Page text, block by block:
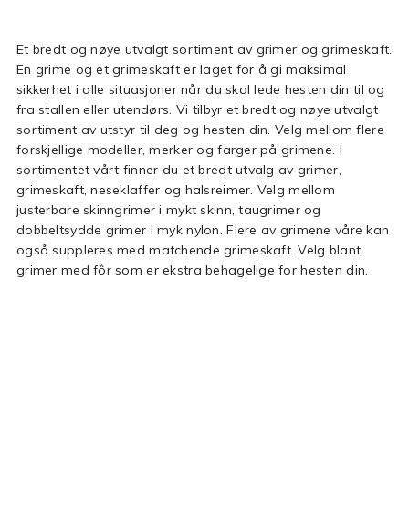
Et bredt og nøye utvalgt sortiment av grimer og grimeskaft.
En grime og et grimeskaft er laget for å gi maksimal
sikkerhet i alle situasjoner når du skal lede hesten din til og
fra stallen eller utendørs. Vi tilbyr et bredt og nøye utvalgt
sortiment av utstyr til deg og hesten din. Velg mellom flere
forskjellige modeller, merker og farger på grimene. I
sortimentet vårt finner du et bredt utvalg av grimer,
grimeskaft, neseklaffer og halsreimer. Velg mellom
justerbare skinngrimer i mykt skinn, taugrimer og
dobbeltsydde grimer i myk nylon. Flere av grimene våre kan
også suppleres med matchende grimeskaft. Velg blant
grimer med fôr som er ekstra behagelige for hesten din.